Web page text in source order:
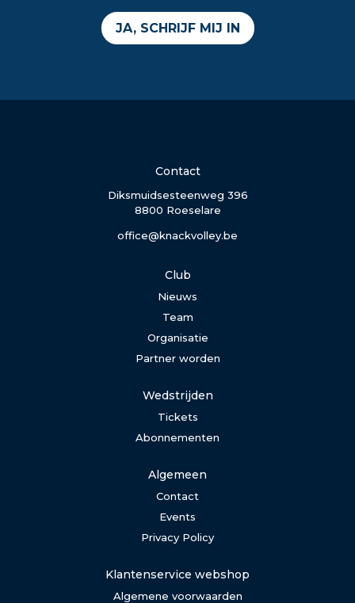
JA, SCHRIJF MIJ IN
Contact
Diksmuidsesteenweg 396
8800 Roeselare
office@knackvolley.be
Club
Nieuws
Team
Organisatie
Partner worden
Wedstrijden
Tickets
Abonnementen
Algemeen
Contact
Events
Privacy Policy
Klantenservice webshop
Algemene voorwaarden